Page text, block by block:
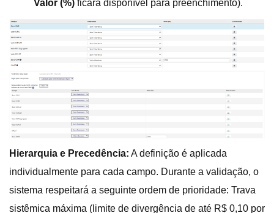
Valor (%) ficará disponível para preenchimento).
Hierarquia e Precedência: A definição é aplicada
individualmente para cada campo. Durante a validação, o
sistema respeitará a seguinte ordem de prioridade: Trava
sistêmica máxima (limite de divergência de até R$ 0,10 por